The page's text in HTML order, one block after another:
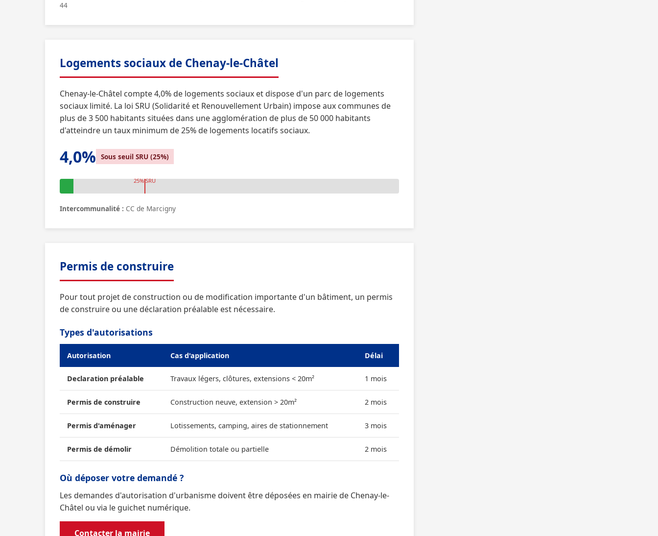
44
Logements sociaux de Chenay-le-Châtel
Chenay-le-Châtel compte 4,0% de logements sociaux et dispose d'un parc de logements
sociaux limité. La loi SRU (Solidarité et Renouvellement Urbain) impose aux communes de
plus de 3 500 habitants situées dans une agglomération de plus de 50 000 habitants
d'atteindre un taux minimum de 25% de logements locatifs sociaux.
4,0% Sous seuil SRU (25%)
25% SRU
Intercommunalité : CC de Marcigny
Permis de construire
Pour tout projet de construction ou de modification importante d'un bâtiment, un permis
de construire ou une déclaration préalable est nécessaire.
Types d'autorisations
Autorisation Cas d'application Délai
Declaration préalable Travaux légers, clôtures, extensions < 20m² 1 mois
Permis de construire Construction neuve, extension > 20m² 2 mois
Permis d'aménager Lotissements, camping, aires de stationnement 3 mois
Permis de démolir Démolition totale ou partielle 2 mois
Où déposer votre demandé ?
Les demandes d'autorisation d'urbanisme doivent être déposées en mairie de Chenay-le-
Châtel ou via le guichet numérique.
Contacter la mairie